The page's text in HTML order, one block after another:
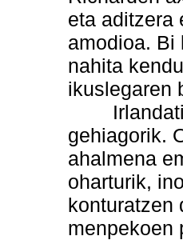
eta aditzera
amodioa. Bi
nahita
ikuslegaren
Irlandatik
gehiagorik.
ahalmena
oharturik,
konturatzen
menpekoen